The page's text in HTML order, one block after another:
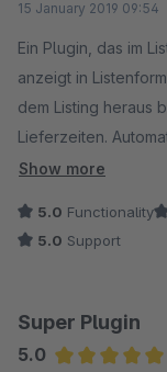
15 January 2019 09:54
Ein Plugin, das im
anzeigt in
dem Listing heraus
Lieferzeiten.
Diverse
Attributsgruppe arbeite, ist es für mich wie
Support ist spitze
getestet, werde es
Show more
5.0 Functionality
5.0 Support
Super Plugin
5.0